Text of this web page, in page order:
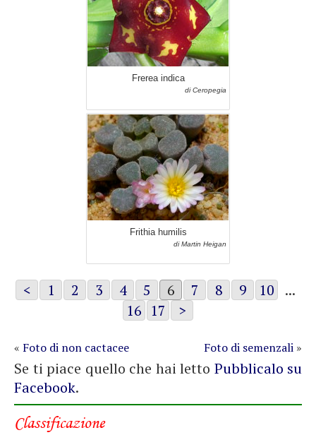
Frerea indica
di Ceropegia
Frithia humilis
di Martin Heigan
< 1 2 3 4 5 6 7 8 9 10
...
16 17 >
Foto di semenzali »
« Foto di non cactacee
Se ti piace quello che hai letto Pubblicalo su
Facebook.
Classificazione